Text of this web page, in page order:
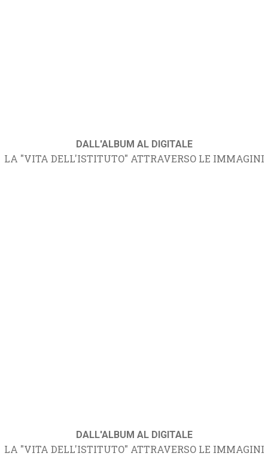
DALL'ALBUM AL DIGITALE
LA "VITA DELL'ISTITUTO" ATTRAVERSO LE IMMAGINI
DALL'ALBUM AL DIGITALE
LA "VITA DELL'ISTITUTO" ATTRAVERSO LE IMMAGINI